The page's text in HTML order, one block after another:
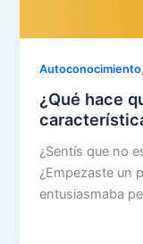
Autoconocimiento
¿Qué hace
¿Sentís que no
¿Empezaste un
entusiasmaba